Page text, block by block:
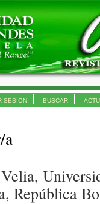
SESIÓN BUSCAR
a
República